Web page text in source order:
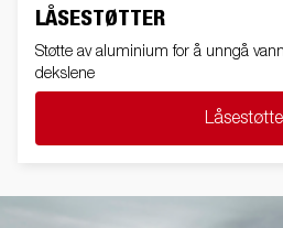
LÅSESTØTTER
Støtte av aluminium for å unngå
dekslene